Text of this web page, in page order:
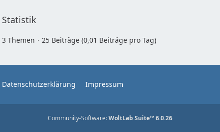
Statistik
3 Themen 25 Beiträge (0,01 Beiträge pro Tag)
Datenschutzerklärung Impressum
Community-Software:WoltLab Suite™ 6.0.26